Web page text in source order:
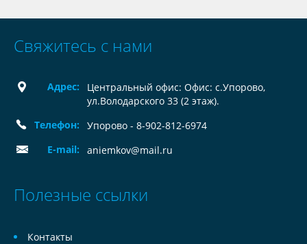
Свяжитесь с нами
Адрес:
Центральный офис: Офис: с.Упорово,
ул.Володарского 33 (2 этаж).
Телефон:
Упорово - 8-902-812-6974
E-mail:
aniemkov@mail.ru
Полезные ссылки
Контакты